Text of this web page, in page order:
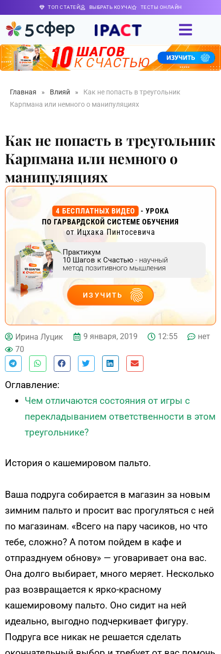
ТОП СТАТЕЙ ВЫБРАТЬ КОУЧА ТЕСТЫ ОНЛАЙН
Главная » Влияй »
Как не попасть в треугольник
Карпмана или немного о манипуляциях
Как не попасть в треугольник
Карпмана или немного о
манипуляциях
4 БЕСПЛАТНЫХ ВИДЕО
- УРОКА
ПО ГАРВАРДСКОЙ СИСТЕМЕ ОБУЧЕНИЯ
от Ицхака Пинтосевича
Практикум
10 Шагов к Счастью - научный
метод позитивного мышления
ИЗУЧИТЬ
ДЕЙСТВУЙ
Ирина Луцик 9 января, 2019 12:55
нет
70
Оглавление:
Чем отличаются состояния от игры с
перекладыванием ответственности в этом
треугольнике?
История о кашемировом пальто.
Ваша подруга собирается в магазин за новым
зимним пальто и просит вас прогуляться с ней
по магазинам. «Всего на пару часиков, но что
тебе, сложно? А потом пойдем в кафе и
отпразднуем обнову» — уговаривает она вас.
Она долго выбирает, много меряет. Несколько
раз возвращается к ярко-красному
кашемировому пальто. Оно сидит на ней
идеально, выгодно подчеркивает фигуру.
Подруга все никак не решается сделать